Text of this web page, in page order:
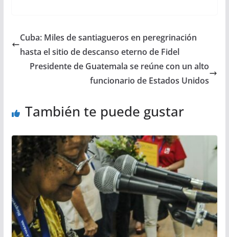
Cuba: Miles de santiagueros en peregrinación
hasta el sitio de descanso eterno de Fidel
Presidente de Guatemala se reúne con un alto
funcionario de Estados Unidos
También te puede gustar